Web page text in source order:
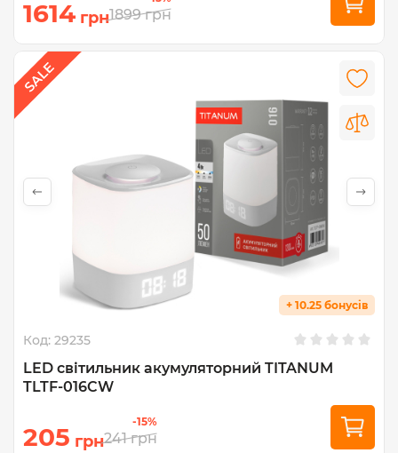
1614 грн1899 грн
+ 10.25 бонусів
Код: 29235
LED світильник акумуляторний TITANUM
TLTF-016CW
205 грн
-15%
241 грн